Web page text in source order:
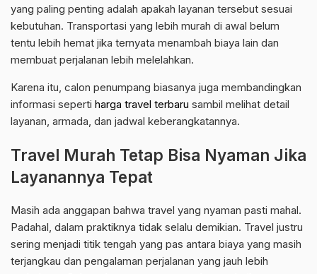
yang paling penting adalah apakah layanan tersebut sesuai
kebutuhan. Transportasi yang lebih murah di awal belum
tentu lebih hemat jika ternyata menambah biaya lain dan
membuat perjalanan lebih melelahkan.
Karena itu, calon penumpang biasanya juga membandingkan
informasi seperti harga travel terbaru sambil melihat detail
layanan, armada, dan jadwal keberangkatannya.
Travel Murah Tetap Bisa Nyaman Jika
Layanannya Tepat
Masih ada anggapan bahwa travel yang nyaman pasti mahal.
Padahal, dalam praktiknya tidak selalu demikian. Travel justru
sering menjadi titik tengah yang pas antara biaya yang masih
terjangkau dan pengalaman perjalanan yang jauh lebih